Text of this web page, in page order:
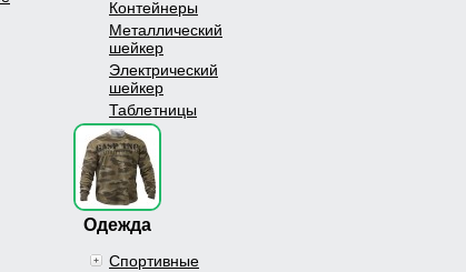
Контейнеры
Металлический
шейкер
Электрический
шейкер
Таблетницы
Одежда
Спортивные